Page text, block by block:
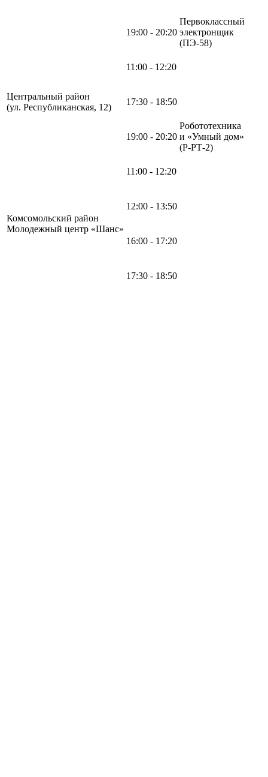
19:00 - 20:20
Первоклассный
электронщик
(ПЭ-58)
Центральный район
(ул. Республиканская, 12)
11:00 - 12:20
17:30 - 18:50
19:00 - 20:20
Робототехника
и «Умный дом»
(Р-РТ-2)
Комсомольский район
Молодежный центр «Шанс»
11:00 - 12:20
12:00 - 13:50
16:00 - 17:20
17:30 - 18:50